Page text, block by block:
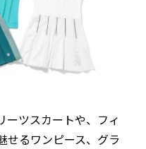
ーツスカートや、フィ
せるワンピース、グラ